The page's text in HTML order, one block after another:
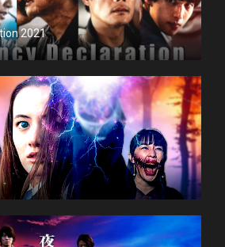
2021